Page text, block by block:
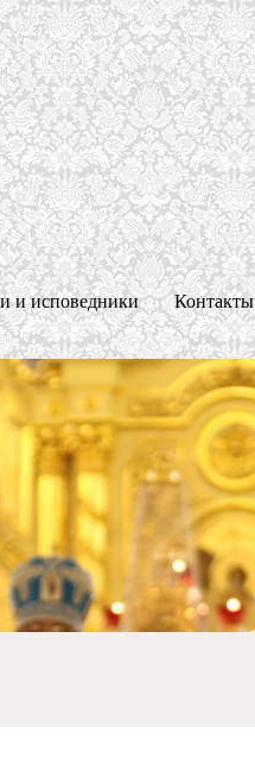
и исповедники Контакты